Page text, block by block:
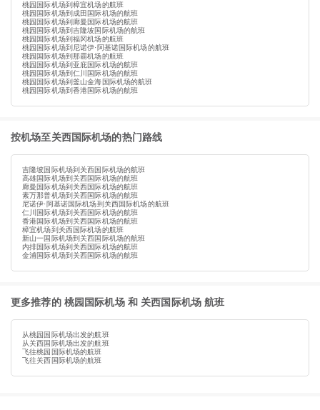
桃园国际机场到樟宜机场的航班
桃园国际机场到成田国际机场的航班
桃园国际机场到廊曼国际机场的航班
桃园国际机场到吉隆坡国际机场的航班
桃园国际机场到福冈机场的航班
桃园国际机场到尼诺伊·阿基诺国际机场的航班
桃园国际机场到那霸机场的航班
桃园国际机场到亚庇国际机场的航班
桃园国际机场到仁川国际机场的航班
桃园国际机场到釜山金海国际机场的航班
桃园国际机场到香港国际机场的航班
按机场至关西国际机场的热门路线
吉隆坡国际机场到关西国际机场的航班
高雄国际机场到关西国际机场的航班
廊曼国际机场到关西国际机场的航班
素万那普机场到关西国际机场的航班
尼诺伊·阿基诺国际机场到关西国际机场的航班
仁川国际机场到关西国际机场的航班
香港国际机场到关西国际机场的航班
樟宜机场到关西国际机场的航班
新山一国际机场到关西国际机场的航班
内排国际机场到关西国际机场的航班
金浦国际机场到关西国际机场的航班
更多推荐的 桃园国际机场 和 关西国际机场 航班
从桃园国际机场出发的航班
从关西国际机场出发的航班
飞往桃园国际机场的航班
飞往关西国际机场的航班